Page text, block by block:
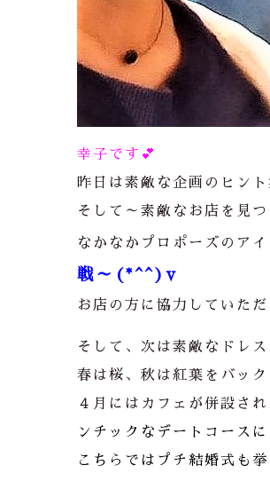
幸子です💕
昨日は素敵な企画のヒン
そして～素敵なお店を見
なかなかプロポーズのア
戦～(*^^)v
お店の方に協力していた
そして、次は素敵なドレ
春は桜、秋は紅葉をバッ
４月にはカフェが併設され
ンチックなデートコース
こちらではプチ結婚式も